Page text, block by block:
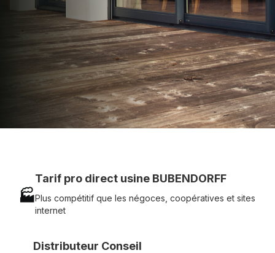
07 83 35 69 17
MON DEVIS MOTEUR
Voir tous nos produits
🏭
Tarif pro direct usine BUBENDORFF
Plus compétitif que les négoces, coopératives et sites
internet
Distributeur Conseil